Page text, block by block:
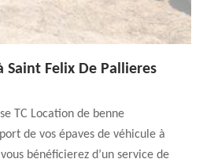
Saint Felix De Pallieres
TC Location de benne
de vos épaves de véhicule à
bénéficierez d’un service de